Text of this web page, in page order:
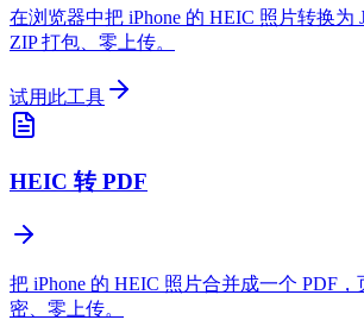
在浏览器中把 iPhone 的 HEIC 照片转换为
ZIP 打包、零上传。
试用此工具
HEIC 转 PDF
把 iPhone 的 HEIC 照片合并成一个 PDF
密、零上传。